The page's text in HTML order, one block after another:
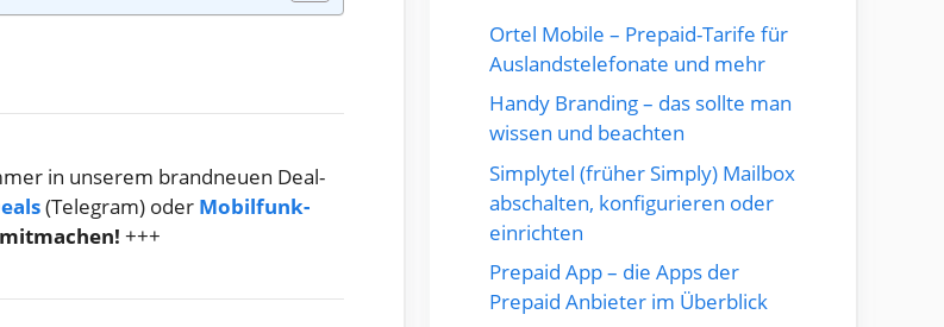
in unserem brandneuen Deal-
(Telegram) oder Mobilfunk-
+++
Ortel Mobile – Prepaid-Tarife für
Auslandstelefonate und mehr
Handy Branding – das sollte man
wissen und beachten
Simplytel (früher Simply) Mailbox
abschalten, konfigurieren oder
einrichten
Prepaid App – die Apps der
Prepaid Anbieter im Überblick